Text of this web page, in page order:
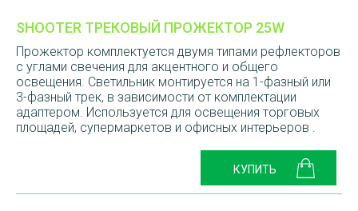
SHOOTER ТРЕКОВЫЙ ПРОЖЕКТОР 25W
Прожектор комплектуется двумя типами рефлекторов
с углами свечения для акцентного и общего
освещения. Светильник монтируется на 1-фазный или
3-фазный трек, в зависимости от комплектации
адаптером. Используется для освещения торговых
площадей, супермаркетов и офисных интерьеров .